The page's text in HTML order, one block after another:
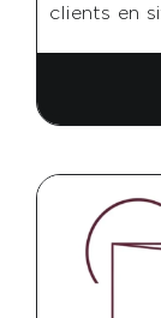
clients en